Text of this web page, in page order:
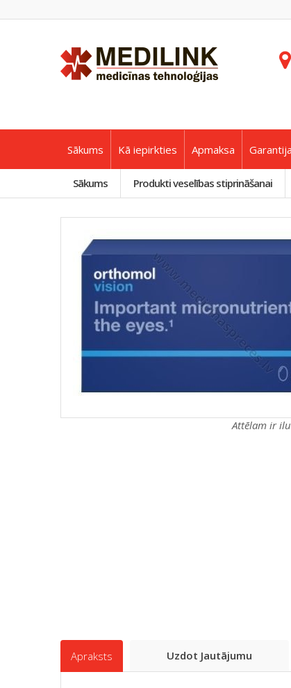
Sākums Kā iepirkties Apmaksa Garantija
Sākums Produkti veselības stiprināšanai
Attēlam ir
Apraksts Uzdot Jautājumu